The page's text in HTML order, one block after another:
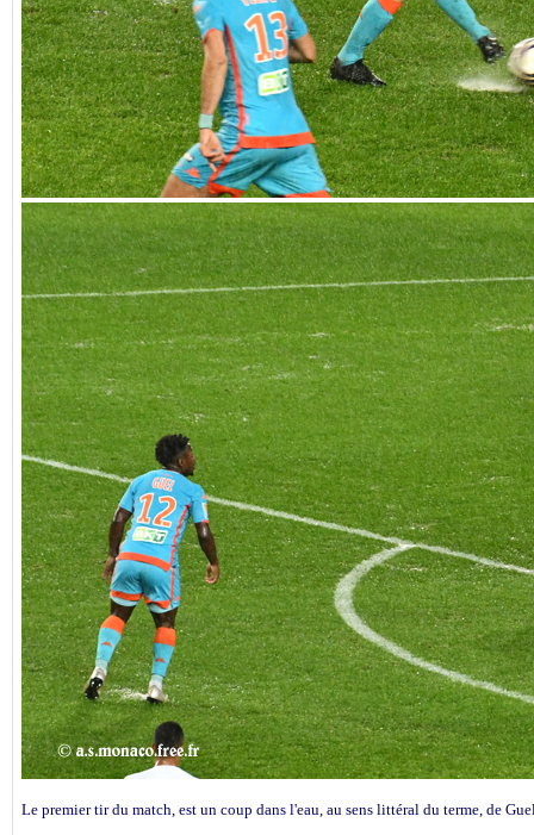
Le premier tir du match, est un coup dans l'eau, au sens littéral du terme, de